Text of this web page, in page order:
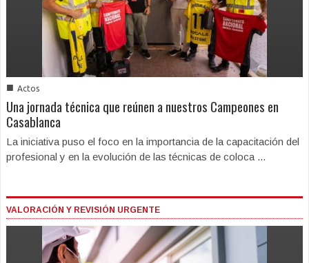
■ Actos
Una jornada técnica que reúnen a nuestros Campeones en
Casablanca
La iniciativa puso el foco en la importancia de la capacitación del
profesional y en la evolución de las técnicas de coloca ...
VALORACIÓN Y REVISIÓN URGENTE